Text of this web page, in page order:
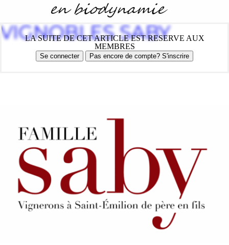
LA SUITE DE CET ARTICLE EST RESERVE AUX
MEMBRES
Se connecter Pas encore de compte? S'inscrire
VIGNOBLES SABY